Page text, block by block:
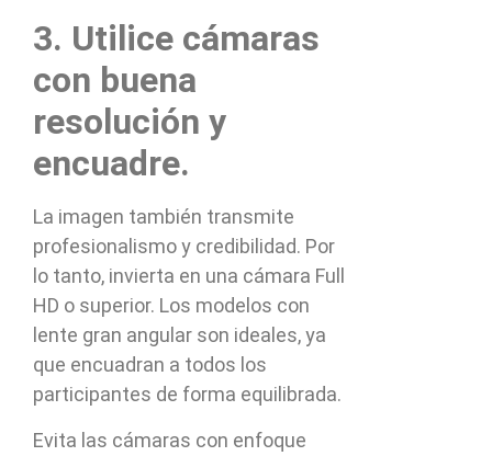
3. Utilice cámaras
con buena
resolución y
encuadre.
La imagen también transmite
profesionalismo y credibilidad. Por
lo tanto, invierta en una cámara Full
HD o superior. Los modelos con
lente gran angular son ideales, ya
que encuadran a todos los
participantes de forma equilibrada.
Evita las cámaras con enfoque